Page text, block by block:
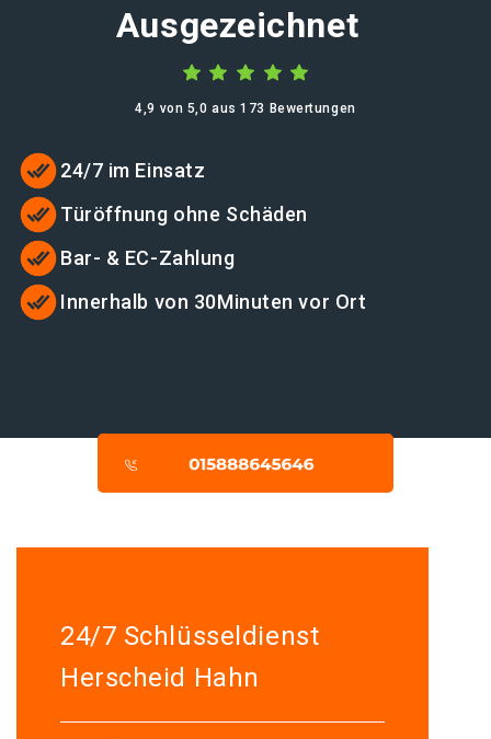
Ausgezeichnet
4,9 von 5,0 aus 173 Bewertungen
24/7 im Einsatz
Türöffnung ohne Schäden
Bar- & EC-Zahlung
Innerhalb von 30Minuten vor Ort
24/7 Schlüsseldienst
Herscheid Hahn